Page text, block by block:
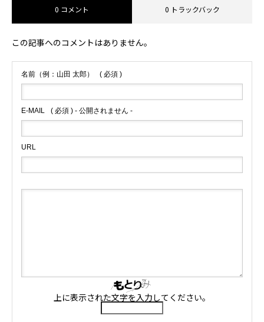
0 コメント 0 トラックバック
この記事へのコメントはありません。
名前（例：山田 太郎） ( 必須 )
E-MAIL ( 必須 ) - 公開されません -
URL
上に表示された文字を入力してください。